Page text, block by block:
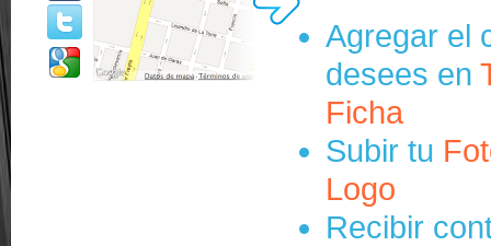
Agregar el
desees en
Ficha
Subir tu
Logo
Recibir